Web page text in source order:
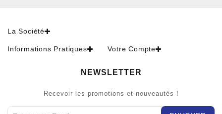
La Société
Informations Pratiques Votre Compte
NEWSLETTER
Recevoir les promotions et nouveautés !